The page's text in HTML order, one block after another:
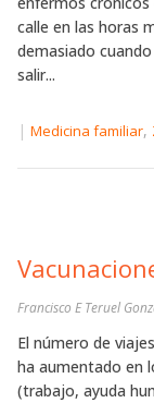
calle en las horas
demasiado
salir...
| Medicina familiar,
Francisco E Teruel
El número de
ha aumentado en
(trabajo, ayuda